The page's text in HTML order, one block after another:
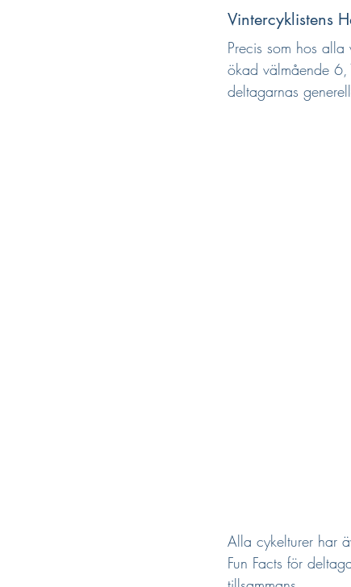
Vintercyklistens
Precis som hos
ökad välmående
deltagarnas
Alla cykelturer har
Fun Facts för